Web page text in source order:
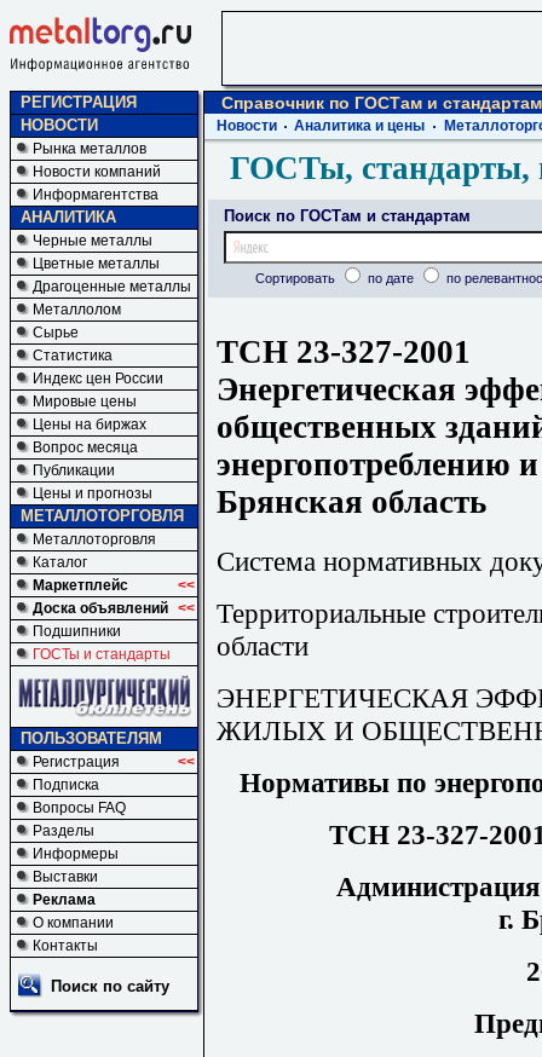
РЕГИСТРАЦИЯ
НОВОСТИ
Рынка металлов
Новости компаний
Информагентства
АНАЛИТИКА
Черные металлы
Цветные металлы
Драгоценные металлы
Металлолом
Сырье
Статистика
Индекс цен России
Мировые цены
Цены на биржах
Вопрос месяца
Публикации
Цены и прогнозы
МЕТАЛЛОТОРГОВЛЯ
Металлоторговля
Каталог
Маркетплейс
<<
Доска объявлений <<
Подшипники
ГОСТы и стандарты
ПОЛЬЗОВАТЕЛЯМ
Регистрация
<<
Подписка
Вопросы FAQ
Разделы
Информеры
Выставки
Реклама
О компании
Контакты
Поиск по сайту
Справочник по ГОСТам и стандартам
Новости Аналитика и цены
ГОСТы, стандарты,
Поиск по ГОСТам и стандартам
Сортировать по дате по
ТСН 23-327-2001
Энергетическая
общественных
энергопотреблению
Брянская область
Система нормативных
Территориальные
области
ЭНЕРГЕТИЧЕСКАЯ
ЖИЛЫХ И
Нормативы по
ТСН 23-327-
г.